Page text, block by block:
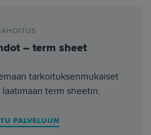
– term sheet
tarkoituksenmukaiset
term sheetin.
PALVELUUN